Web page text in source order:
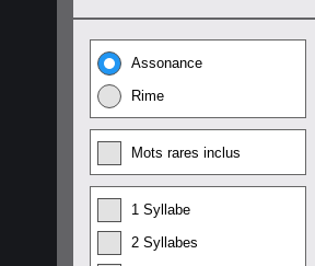
Assonance
Rime
Mots rares inclus
1 Syllabe
2 Syllabes